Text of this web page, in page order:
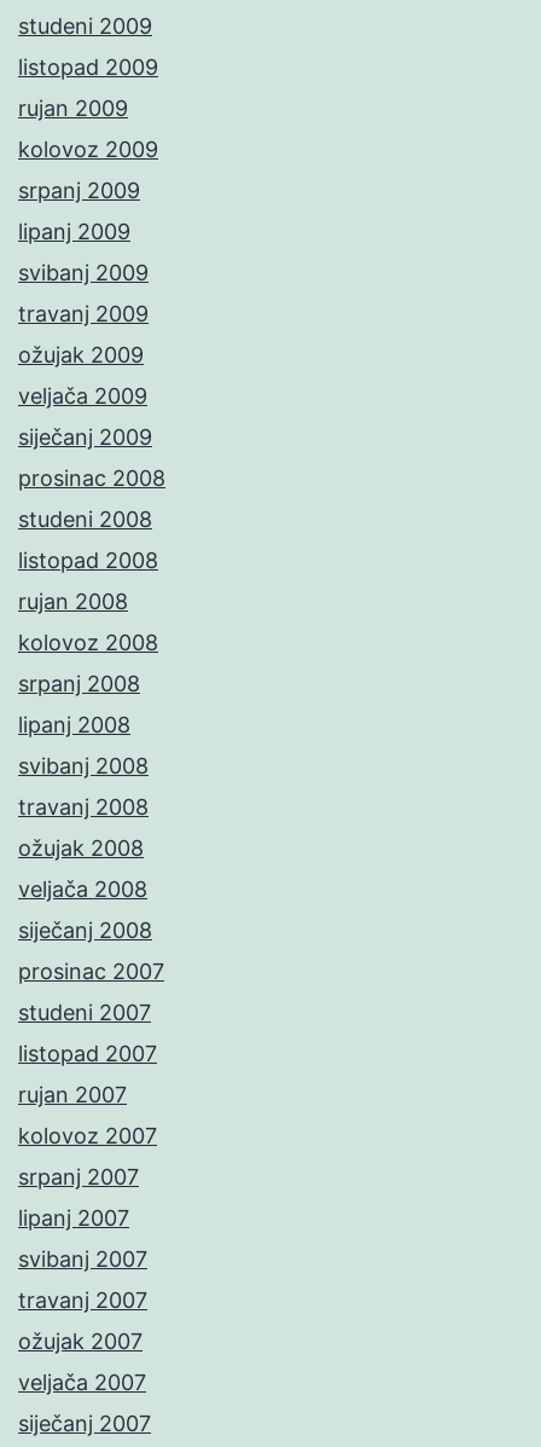
studeni 2009
listopad 2009
rujan 2009
kolovoz 2009
srpanj 2009
lipanj 2009
svibanj 2009
travanj 2009
ožujak 2009
veljača 2009
siječanj 2009
prosinac 2008
studeni 2008
listopad 2008
rujan 2008
kolovoz 2008
srpanj 2008
lipanj 2008
svibanj 2008
travanj 2008
ožujak 2008
veljača 2008
siječanj 2008
prosinac 2007
studeni 2007
listopad 2007
rujan 2007
kolovoz 2007
srpanj 2007
lipanj 2007
svibanj 2007
travanj 2007
ožujak 2007
veljača 2007
siječanj 2007